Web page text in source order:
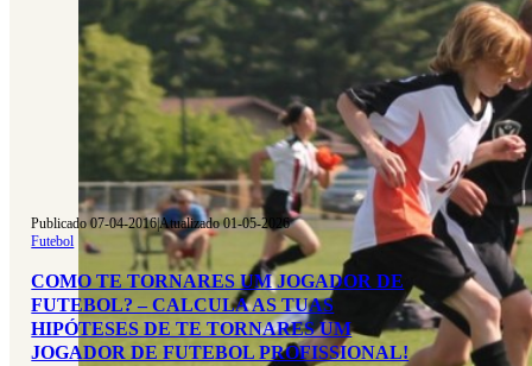
Publicado 07-04-2016|Atualizado 01-05-2026
Futebol
COMO TE TORNARES UM JOGADOR DE
FUTEBOL? – CALCULA AS TUAS
HIPÓTESES DE TE TORNARES UM
JOGADOR DE FUTEBOL PROFISSIONAL!